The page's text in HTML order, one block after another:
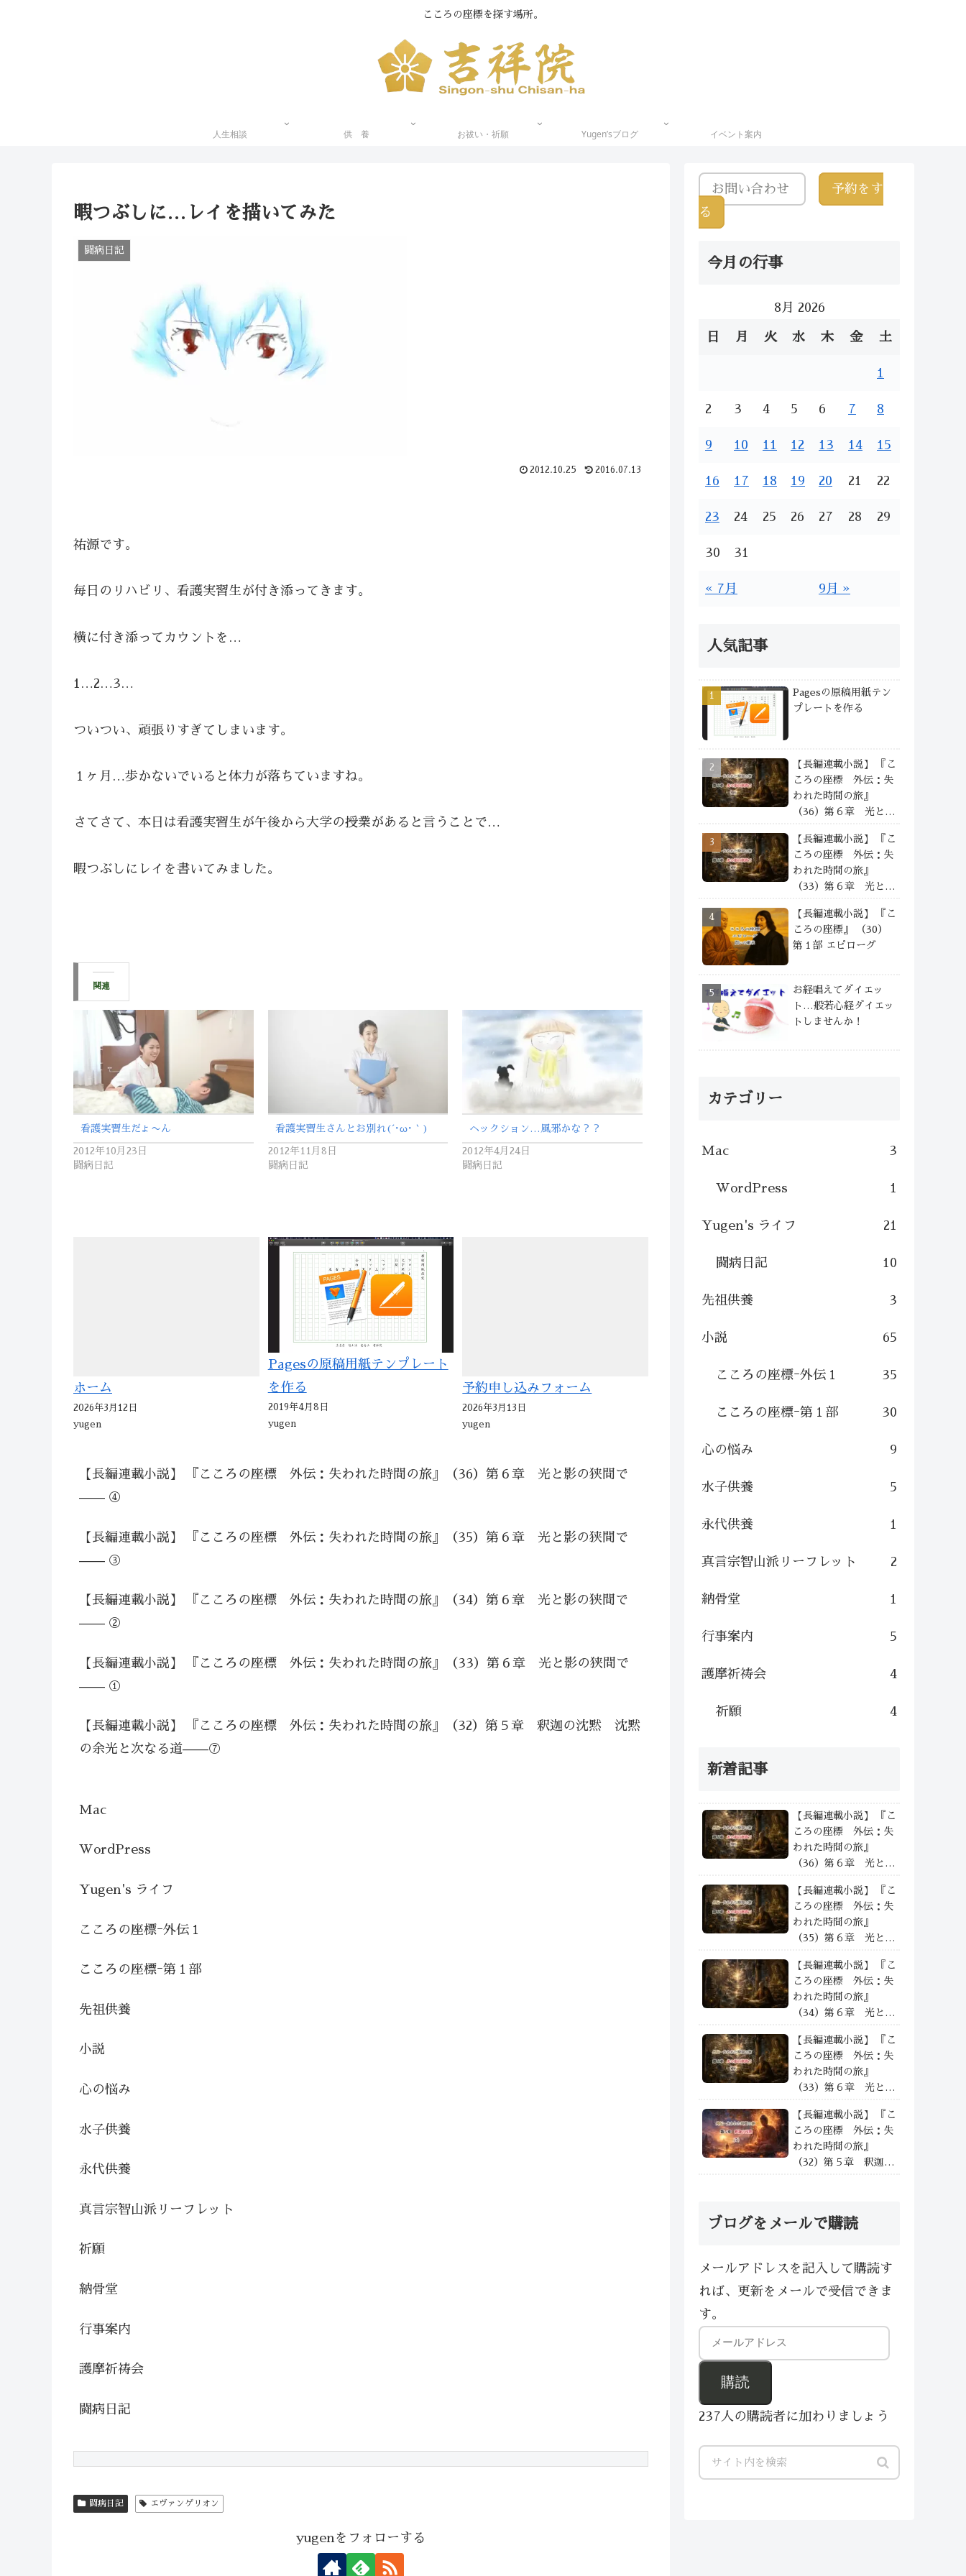
こころの座標を探す場所。
人生相談 供 養 お祓い・祈願 Yugen’sブログ イベント案内
暇つぶしに…レイを描いてみた
闘病日記
2012.10.25 2016.07.13
祐源です。
毎日のリハビリ、看護実習生が付き添ってきます。
横に付き添ってカウントを…
1…2…3…
ついつい、頑張りすぎてしまいます。
１ヶ月…歩かないでいると体力が落ちていますね。
さてさて、本日は看護実習生が午後から大学の授業があると言うことで…
暇つぶしにレイを書いてみました。
関連
看護実習生だょ〜ん
2012年10月23日
闘病日記
看護実習生さんとお別れ(´･ω･｀)
2012年11月8日
闘病日記
ヘックション…風邪かな？？
2012年4月24日
闘病日記
ホーム
2026年3月12日
yugen
Pagesの原稿用紙テンプレート
を作る
2019年4月8日
yugen
予約申し込みフォーム
2026年3月13日
yugen
【長編連載小説】 『こころの座標 外伝：失われた時間の旅』（36）第６章 光と影の狭間で
—— ④
【長編連載小説】 『こころの座標 外伝：失われた時間の旅』（35）第６章 光と影の狭間で
—— ③
【長編連載小説】 『こころの座標 外伝：失われた時間の旅』（34）第６章 光と影の狭間で
—— ②
【長編連載小説】 『こころの座標 外伝：失われた時間の旅』（33）第６章 光と影の狭間で
—— ①
【長編連載小説】 『こころの座標 外伝：失われた時間の旅』（32）第５章 釈迦の沈黙 沈黙
の余光と次なる道——⑦
Mac
WordPress
Yugen's ライフ
こころの座標ｰ外伝１
こころの座標ｰ第１部
先祖供養
小説
心の悩み
水子供養
永代供養
真言宗智山派リーフレット
祈願
納骨堂
行事案内
護摩祈祷会
闘病日記
闘病日記 エヴァンゲリオン
yugenをフォローする
お問い合わせ
予約をす
る
今月の行事
8月 2026
日 月 火 水 木 金 土
1
2 3 4 5 6 7 8
9 10 11 12 13 14 15
16 17 18 19 20 21 22
23 24 25 26 27 28 29
30 31
« 7月 9月 »
人気記事
Pagesの原稿用紙テン
プレートを作る
【長編連載小説】 『こ
ころの座標 外伝：失
われた時間の旅』
（36）第６章 光と影
【長編連載小説】 『こ
ころの座標 外伝：失
われた時間の旅』
（33）第６章 光と影
【長編連載小説】 『こ
ころの座標』 （30）
第１部 エピローグ
お経唱えてダイエッ
ト…般若心経ダイエッ
トしませんか！
カテゴリー
Mac 3
WordPress 1
Yugen's ライフ 21
闘病日記 10
先祖供養 3
小説 65
こころの座標ｰ外伝１ 35
こころの座標ｰ第１部 30
心の悩み 9
水子供養 5
永代供養 1
真言宗智山派リーフレット 2
納骨堂 1
行事案内 5
護摩祈祷会 4
祈願 4
新着記事
【長編連載小説】 『こ
ころの座標 外伝：失
われた時間の旅』
（36）第６章 光と影
【長編連載小説】 『こ
ころの座標 外伝：失
われた時間の旅』
（35）第６章 光と影
【長編連載小説】 『こ
ころの座標 外伝：失
われた時間の旅』
（34）第６章 光と影
【長編連載小説】 『こ
ころの座標 外伝：失
われた時間の旅』
（33）第６章 光と影
【長編連載小説】 『こ
ころの座標 外伝：失
われた時間の旅』
（32）第５章 釈迦の
ブログをメールで購読
メールアドレスを記入して購読す
れば、更新をメールで受信できま
す。
購読
237人の購読者に加わりましょう